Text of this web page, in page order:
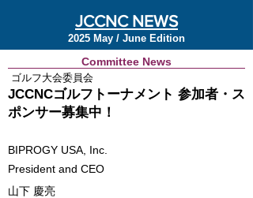
JCCNC NEWS
2025 May / June Edition
Committee News
ゴルフ大会委員会
JCCNCゴルフトーナメント 参加者・ス
ポンサー募集中！
BIPROGY USA, Inc.
President and CEO
山下 慶亮